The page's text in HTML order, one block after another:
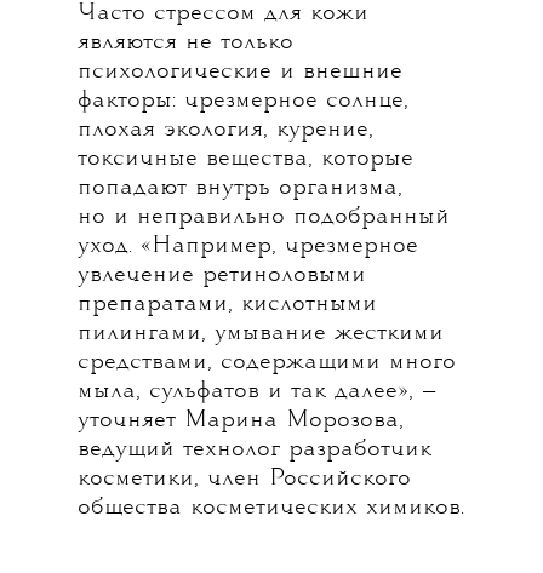
Часто стрессом для кожи
являются не только
психологические и внешние
факторы: чрезмерное солнце,
плохая экология, курение,
токсичные вещества, которые
попадают внутрь организма,
но и неправильно подобранный
уход. «Например, чрезмерное
увлечение ретиноловыми
препаратами, кислотными
пилингами, умывание жесткими
средствами, содержащими много
мыла, сульфатов и так далее», —
уточняет Марина Морозова,
ведущий технолог разработчик
косметики, член Российского
общества косметических химиков.